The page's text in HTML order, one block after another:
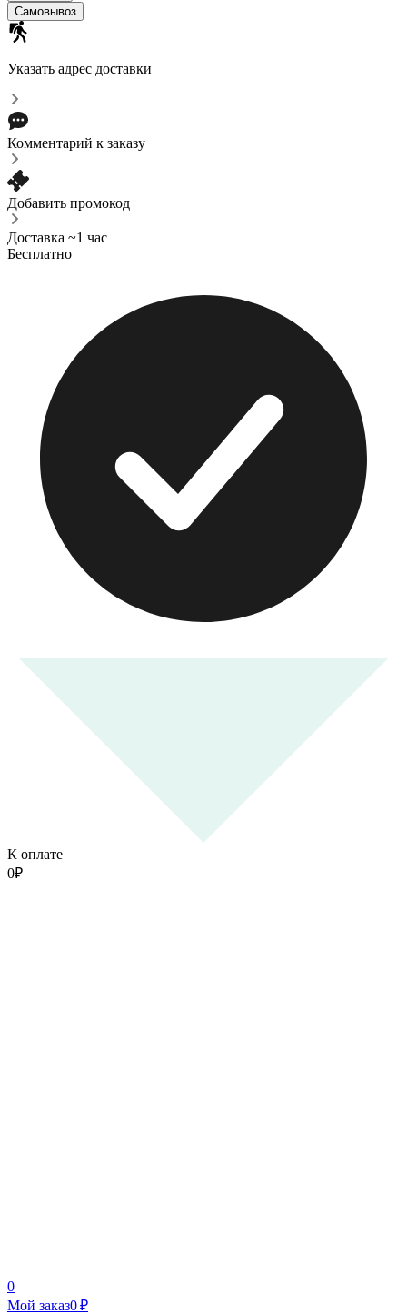
Самовывоз
Указать адрес доставки
Комментарий к заказу
Добавить промокод
Доставка ~1 час
Бесплатно
К оплате
0₽
0
Мой заказ0 ₽